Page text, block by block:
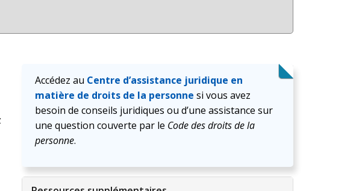
Accédez au Centre d’assistance juridique en
matière de droits de la personne si vous avez
besoin de conseils juridiques ou d’une assistance sur
une question couverte par le Code des droits de la
personne.